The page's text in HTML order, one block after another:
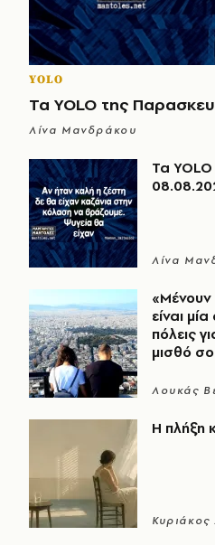
YOLO
Τα YOLO της
Λίνα Μανδράκου
Τα
Λίνα
«Μένουν
είναι
πόλεις
μισθό
Λουκάς
Η πλήξη